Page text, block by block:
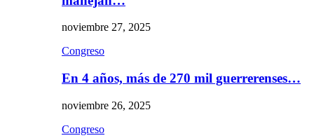
noviembre 27, 2025
Congreso
En 4 años, más de 270 mil guerrerenses…
noviembre 26, 2025
Congreso